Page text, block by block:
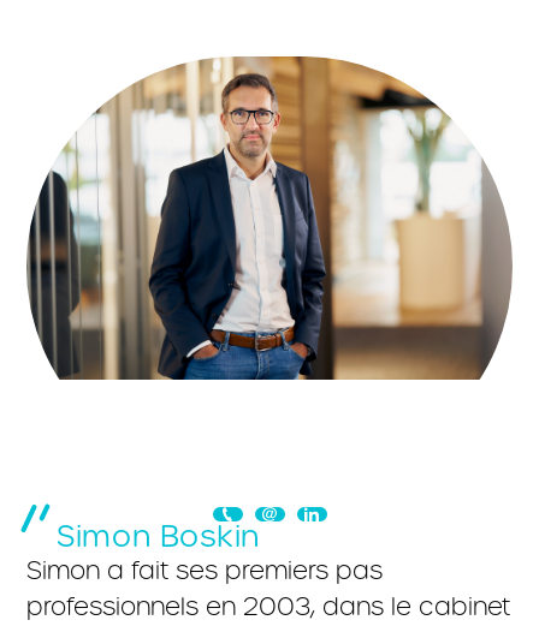
Simon Boskin
Simon a fait ses premiers pas
professionnels en 2003, dans le cabinet